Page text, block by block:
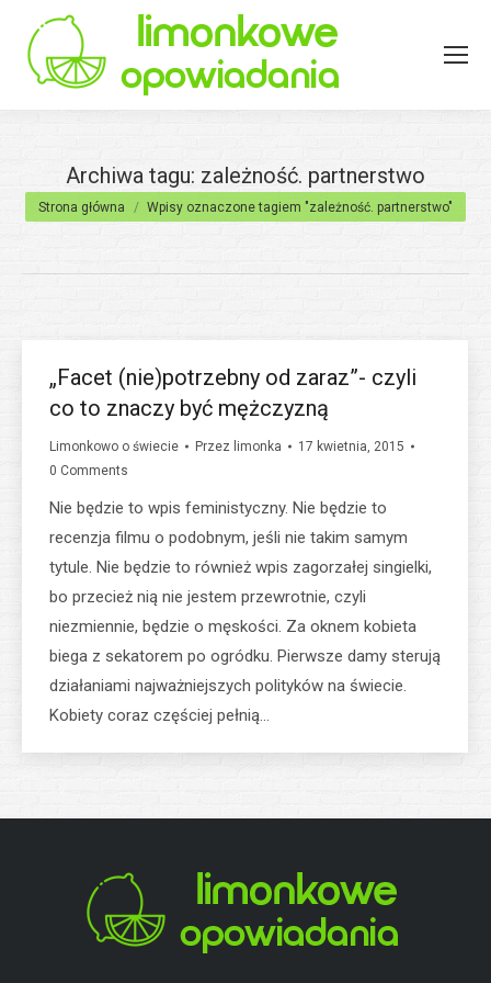
Archiwa tagu: zależność. partnerstwo
Jesteś tutaj:
Strona główna Wpisy oznaczone tagiem "zależność. partnerstwo"
„Facet (nie)potrzebny od zaraz”- czyli
co to znaczy być mężczyzną
Limonkowo o świecie Przez limonka
17 kwietnia, 2015
0 Comments
Nie będzie to wpis feministyczny. Nie będzie to
recenzja filmu o podobnym, jeśli nie takim samym
tytule. Nie będzie to również wpis zagorzałej singielki,
bo przecież nią nie jestem przewrotnie, czyli
niezmiennie, będzie o męskości. Za oknem kobieta
biega z sekatorem po ogródku. Pierwsze damy sterują
działaniami najważniejszych polityków na świecie.
Kobiety coraz częściej pełnią…